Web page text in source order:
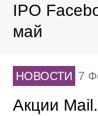
IPO
май
НОВОСТИ 7
Акции